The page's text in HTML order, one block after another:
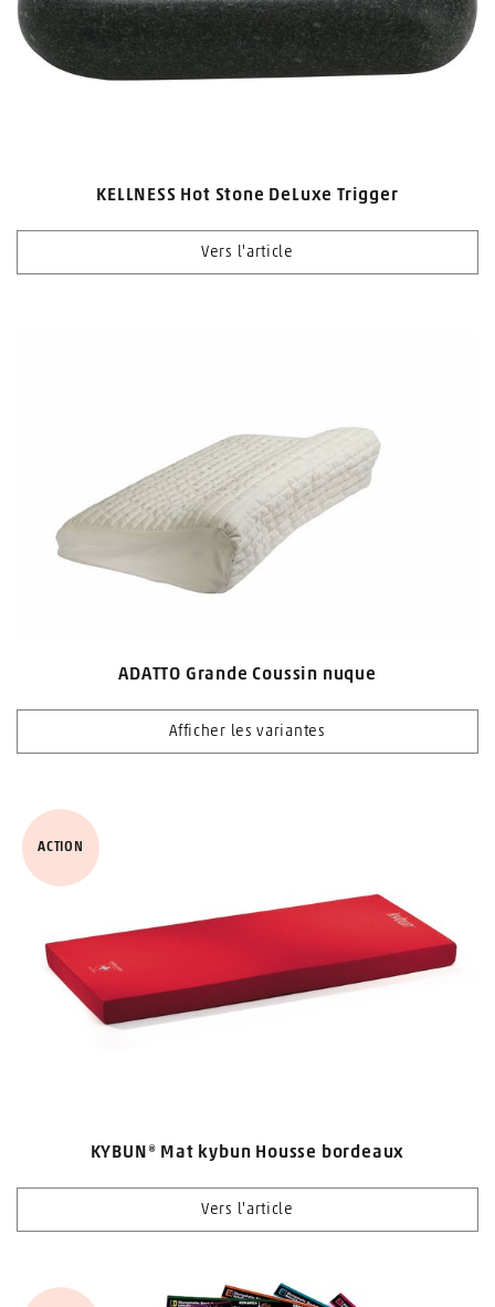
KELLNESS Hot Stone DeLuxe Trigger
Vers l'article
ADATTO Grande Coussin nuque
Afficher les variantes
KYBUN® Mat kybun Housse bordeaux
Vers l'article
ACTION